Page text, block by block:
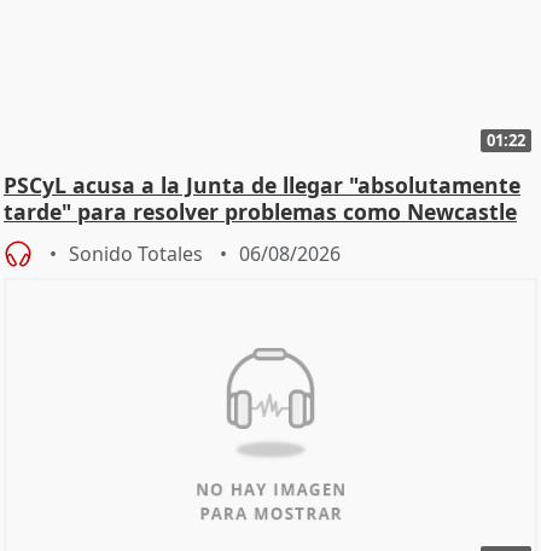
01:22
PSCyL acusa a la Junta de llegar "absolutamente
tarde" para resolver problemas como Newcastle
Sonido Totales 06/08/2026